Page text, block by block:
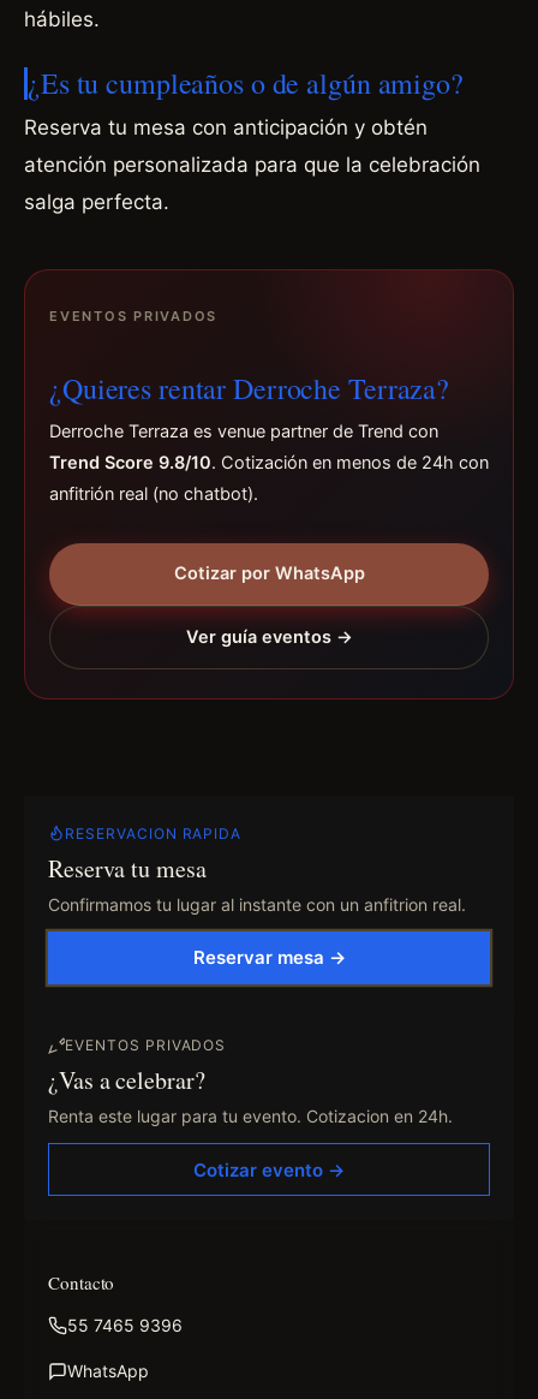
hábiles.
¿Es tu cumpleaños o de algún amigo?
Reserva tu mesa con anticipación y obtén
atención personalizada para que la celebración
salga perfecta.
EVENTOS PRIVADOS
¿Quieres rentar Derroche Terraza?
Derroche Terraza es venue partner de Trend con
Trend Score 9.8/10. Cotización en menos de 24h con
anfitrión real (no chatbot).
Cotizar por WhatsApp
Ver guía eventos →
RESERVACION RAPIDA
Reserva tu mesa
Confirmamos tu lugar al instante con un anfitrion real.
Reservar mesa →
EVENTOS PRIVADOS
¿Vas a celebrar?
Renta este lugar para tu evento. Cotizacion en 24h.
Cotizar evento →
Contacto
55 7465 9396
WhatsApp